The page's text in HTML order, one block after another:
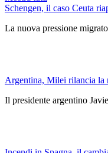
Schengen, il caso Ceuta
La nuova pressione
Argentina, Milei rilancia la
Il presidente argentino